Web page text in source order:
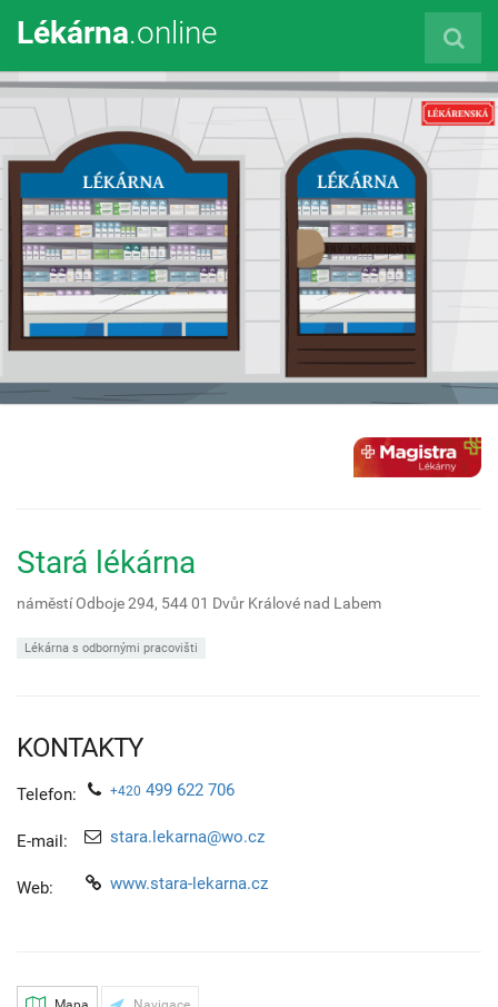
Lékárna.online
Stará lékárna
náměstí Odboje 294, 544 01 Dvůr Králové nad Labem
Lékárna s odbornými pracovišti
KONTAKTY
Telefon: +420 499 622 706
E-mail: stara.lekarna@wo.cz
Web: www.stara-lekarna.cz